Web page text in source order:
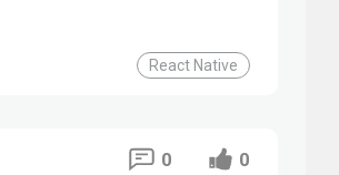
React Native
0 0